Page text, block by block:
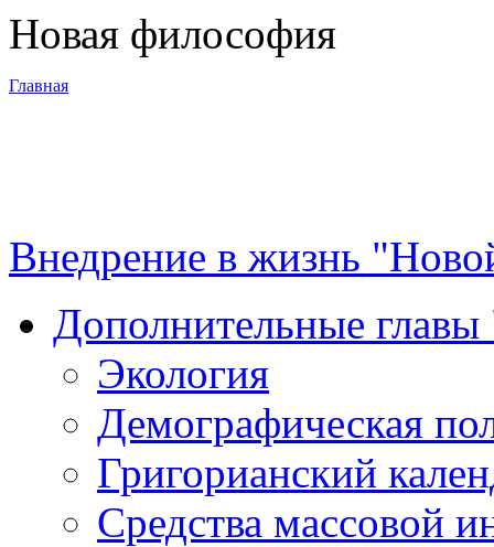
Новая философия
Главная
Программа
Суть новой
философии
Материалы
Контакты
Внедрение в жизнь
Дополнительные
Экология
Демографическая
Григорианский
Средства массовой